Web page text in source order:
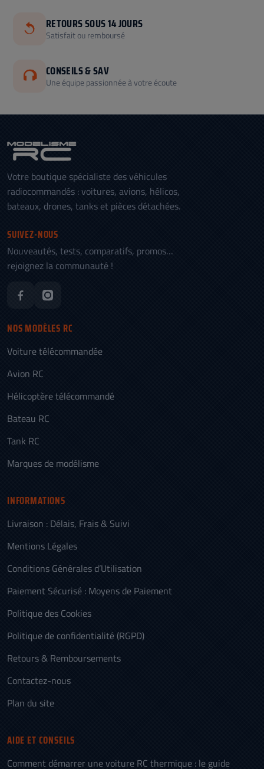
RETOURS SOUS 14 JOURS
Satisfait ou remboursé
CONSEILS & SAV
Une équipe passionnée à votre écoute
Votre boutique spécialiste des véhicules
radiocommandés : voitures, avions, hélicos,
bateaux, drones, tanks et pièces détachées.
SUIVEZ-NOUS
Nouveautés, tests, comparatifs, promos…
rejoignez la communauté !
NOS MODÈLES RC
Voiture télécommandée
Avion RC
Hélicoptère télécommandé
Bateau RC
Tank RC
Marques de modélisme
INFORMATIONS
Livraison : Délais, Frais & Suivi
Mentions Légales
Conditions Générales d’Utilisation
Paiement Sécurisé : Moyens de Paiement
Politique des Cookies
Politique de confidentialité (RGPD)
Retours & Remboursements
Contactez-nous
Plan du site
AIDE ET CONSEILS
Comment démarrer une voiture RC thermique : le guide